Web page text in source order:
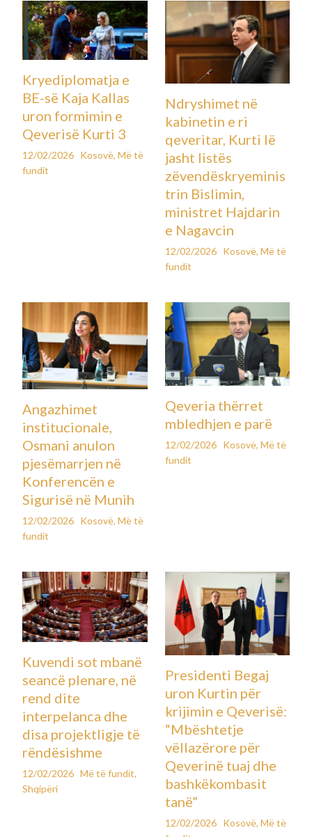
Kryediplomatja e
BE-së Kaja Kallas
uron formimin e
Qeverisë Kurti 3
12/02/2026 Kosovë,Më të
fundit
Ndryshimet në
kabinetin e ri
qeveritar, Kurti lë
jasht listës
zëvendëskryeminis
trin Bislimin,
ministret Hajdarin
e Nagavcin
12/02/2026 Kosovë, Më të
fundit
Angazhimet
institucionale,
Osmani anulon
pjesëmarrjen në
Konferencën e
Sigurisë në Munih
12/02/2026 Kosovë,Më të
fundit
Qeveria thërret
mbledhjen e parë
12/02/2026 Kosovë, Më të
fundit
Kuvendi sot mbanë
seancë plenare, në
rend dite
interpelanca dhe
disa projektligje të
rëndësishme
12/02/2026 Më të fundit,
Shqipëri
Presidenti Begaj
uron Kurtin për
krijimin e Qeverisë:
“Mbështetje
vëllazërore për
Qeverinë tuaj dhe
bashkëkombasit
tanë”
12/02/2026 Kosovë, Më të